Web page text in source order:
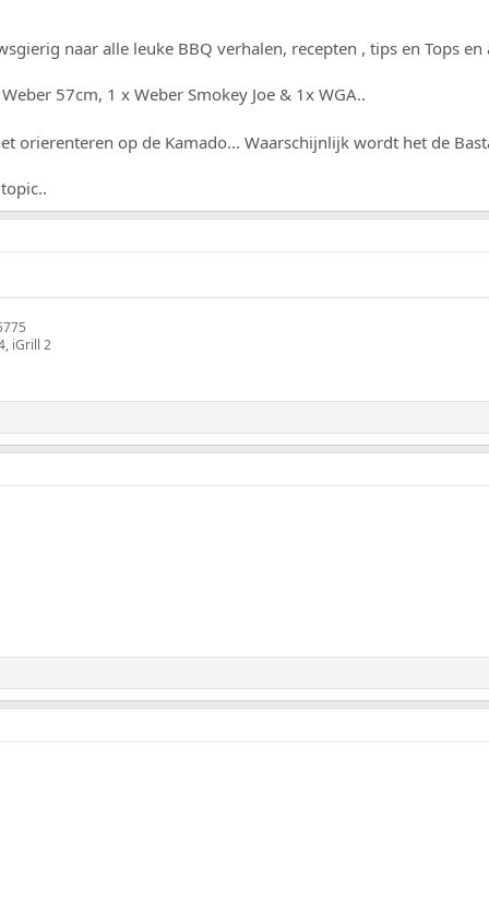
naar alle leuke BBQ verhalen, recepten , tips en Tops
57cm, 1 x Weber Smokey Joe & 1x WGA..
orierenteren op de Kamado... Waarschijnlijk wordt het de
iGrill 2